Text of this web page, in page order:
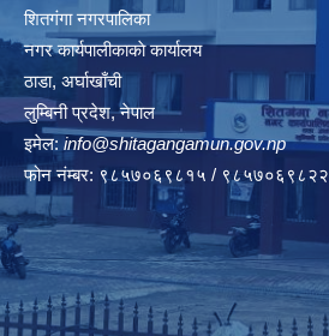
शितगंगा नगरपालिका
नगर कार्यपालीकाकाे कार्यालय
ठाडा, अर्घाखाँची
लुम्बिनी प्रदेश, नेपाल
इमेल: info@shitagangamun.gov.np
फोन नंम्बर: ९८५७०६९८१५ / ९८५७०६९८२२